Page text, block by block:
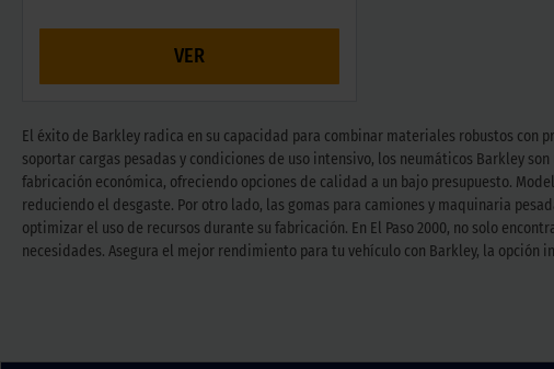
VER
El éxito de Barkley radica en su capacidad para combinar materiales robustos
soportar cargas pesadas y condiciones de uso intensivo, los neumáticos Barkley
fabricación económica, ofreciendo opciones de calidad a un bajo presupuesto.
reduciendo el desgaste. Por otro lado, las gomas para camiones y maquinaria
optimizar el uso de recursos durante su fabricación. En El Paso 2000, no solo
necesidades. Asegura el mejor rendimiento para tu vehículo con Barkley, la opción